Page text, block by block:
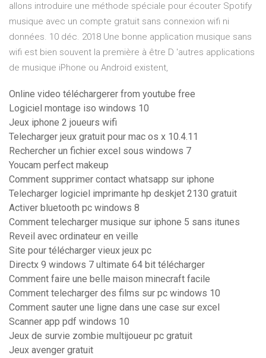
allons introduire une méthode spéciale pour écouter Spotify
musique avec un compte gratuit sans connexion wifi ni
données. 10 déc. 2018 Une bonne application musique sans
wifi est bien souvent la première à être D 'autres applications
de musique iPhone ou Android existent,
Online video téléchargerer from youtube free
Logiciel montage iso windows 10
Jeux iphone 2 joueurs wifi
Telecharger jeux gratuit pour mac os x 10.4.11
Rechercher un fichier excel sous windows 7
Youcam perfect makeup
Comment supprimer contact whatsapp sur iphone
Telecharger logiciel imprimante hp deskjet 2130 gratuit
Activer bluetooth pc windows 8
Comment telecharger musique sur iphone 5 sans itunes
Reveil avec ordinateur en veille
Site pour télécharger vieux jeux pc
Directx 9 windows 7 ultimate 64 bit télécharger
Comment faire une belle maison minecraft facile
Comment telecharger des films sur pc windows 10
Comment sauter une ligne dans une case sur excel
Scanner app pdf windows 10
Jeux de survie zombie multijoueur pc gratuit
Jeux avenger gratuit